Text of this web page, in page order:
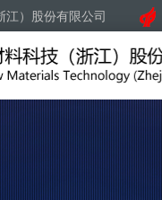
江）股份有限公司